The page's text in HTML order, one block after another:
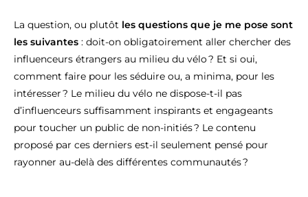
La question, ou plutôt les questions que je me pose sont
les suivantes : doit-on obligatoirement aller chercher des
influenceurs étrangers au milieu du vélo ? Et si oui,
comment faire pour les séduire ou, a minima, pour les
intéresser ? Le milieu du vélo ne dispose-t-il pas
d’influenceurs suffisamment inspirants et engageants
pour toucher un public de non-initiés ? Le contenu
proposé par ces derniers est-il seulement pensé pour
rayonner au-delà des différentes communautés ?